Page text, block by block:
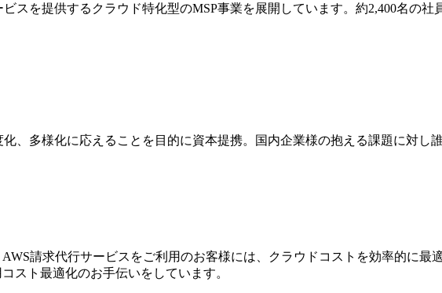
スを提供するクラウド特化型のMSP事業を展開しています。約2,400名の
、多様化に応えることを目的に資本提携。国内企業様の抱える課題に対し
請求代⾏サービスをご利⽤のお客様には、クラウドコストを効率的に最
スト最適化のお⼿伝いをしています。